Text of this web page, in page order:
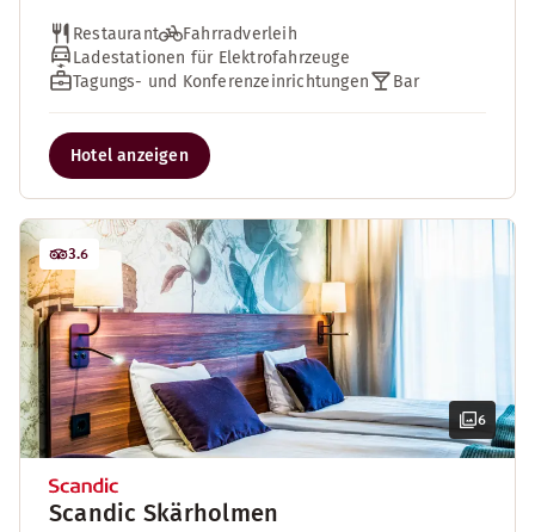
Restaurant
Fahrradverleih
Ladestationen für Elektrofahrzeuge
Tagungs- und Konferenzeinrichtungen
Bar
Hotel anzeigen
6
3.6
Scandic Skärholmen